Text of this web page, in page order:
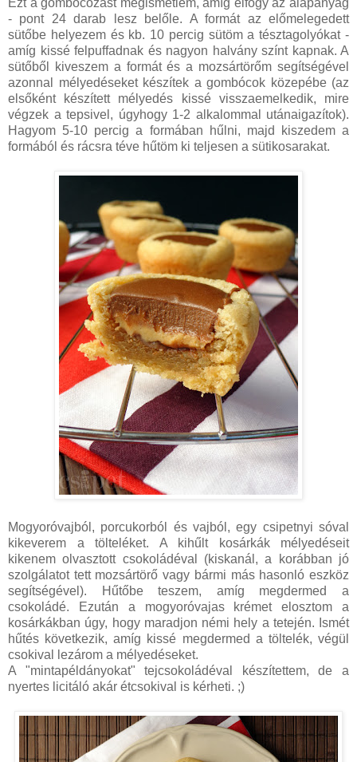
Ezt a gombócozást megismétlem, amíg elfogy az alapanyag
- pont 24 darab lesz belőle. A formát az előmelegedett
sütőbe helyezem és kb. 10 percig sütöm a tésztagolyókat -
amíg kissé felpuffadnak és nagyon halvány színt kapnak. A
sütőből kiveszem a formát és a mozsártörőm segítségével
azonnal mélyedéseket készítek a gombócok közepébe (az
elsőként készített mélyedés kissé visszaemelkedik, mire
végzek a tepsivel, úgyhogy 1-2 alkalommal utánaigazítok).
Hagyom 5-10 percig a formában hűlni, majd kiszedem a
formából és rácsra téve hűtöm ki teljesen a sütikosarakat.
Mogyoróvajból, porcukorból és vajból, egy csipetnyi sóval
kikeverem a tölteléket. A kihűlt kosárkák mélyedéseit
kikenem olvasztott csokoládéval (kiskanál, a korábban jó
szolgálatot tett mozsártörő vagy bármi más hasonló eszköz
segítségével). Hűtőbe teszem, amíg megdermed a
csokoládé. Ezután a mogyoróvajas krémet elosztom a
kosárkákban úgy, hogy maradjon némi hely a tetején. Ismét
hűtés következik, amíg kissé megdermed a töltelék, végül
csokival lezárom a mélyedéseket.
A "mintapéldányokat" tejcsokoládéval készítettem, de a
nyertes licitáló akár étcsokival is kérheti. ;)